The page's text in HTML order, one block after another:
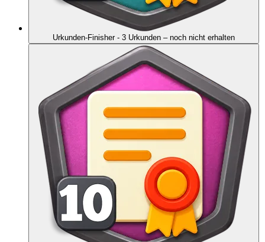
Urkunden-Finisher - 3 Urkunden – noch nicht erhalten